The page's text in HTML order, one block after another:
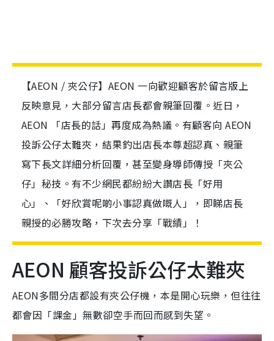
【AEON / 夾公仔】AEON 一向歡迎顧客於留言版上
反映意見，大部分留言店長都會親筆回覆。近日，
AEON 「店長的話」再度成為熱議。有顧客向 AEON
投訴公仔太難夾，結果釣出店長本尊超認真、親筆
寫下長文詳細分析回覆，甚至變身導師傳授「夾公
仔」秘技。有不少網民都紛紛大讚店長「好用
心」、「好欣賞呢啲小事認真做嘅人」，即睇店長
親授的必勝攻略，下次去分享「戰績」！
AEON 顧客投訴公仔太難夾
AEON多間分店都設有夾公仔機，本是開心玩樂，但往往
都會因「課金」無數卻空手而回而感到失望。